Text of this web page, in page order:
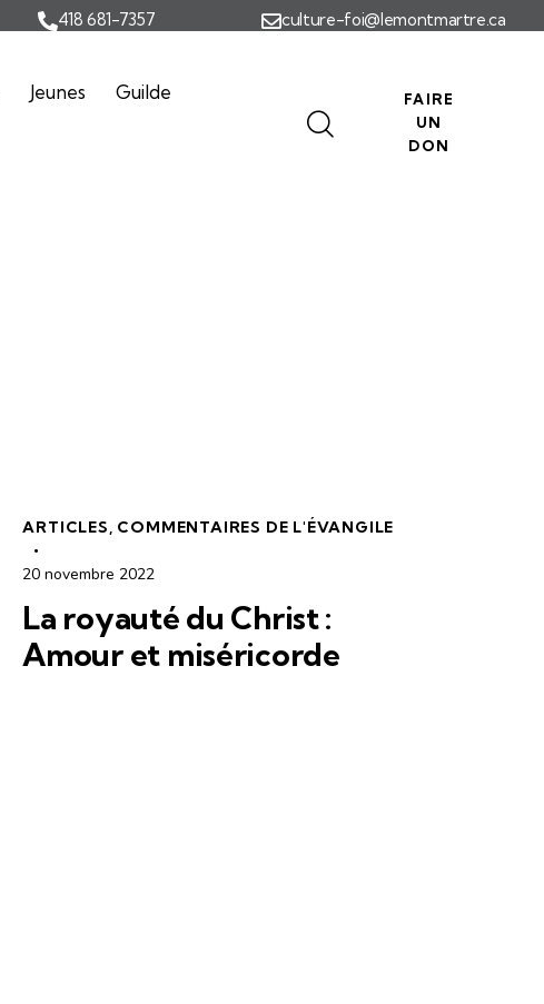
418 681-7357 culture-foi@lemontmartre.ca
Jeunes Guilde
FAIRE
UN
DON
ARTICLES, COMMENTAIRES DE L'ÉVANGILE
20 novembre 2022
La royauté du Christ :
Amour et miséricorde